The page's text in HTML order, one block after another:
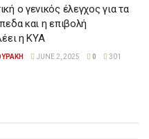
ο γενικός έλεγχος για τα
και η επιβολή
η ΚΥΑ
JUNE 2, 2025 0 301